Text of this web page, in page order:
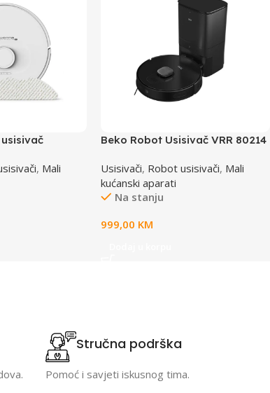
, Mali
Beko Robot Usisivač VRR 80214
Usisivači, Robot usisivači, Mali
kućanski aparati
Na stanju
999,00 KM
Stručna podrška
Pomoć i savjeti iskusnog tima.